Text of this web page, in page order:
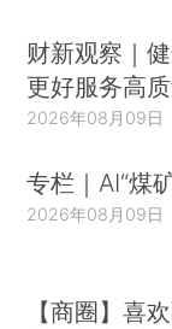
财新观察｜
更好服务高
2026年08月09日
专栏｜AI“煤
2026年08月09日
【商圈】喜